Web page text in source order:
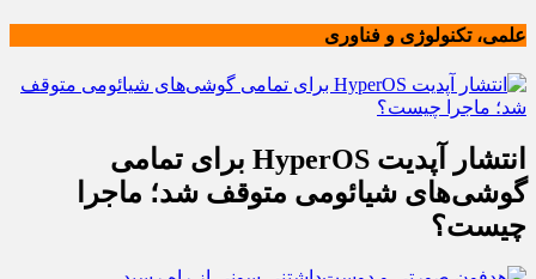
علمی، تکنولوژی و فناوری
انتشار آپدیت HyperOS برای تمامی
گوشی‌های شیائومی متوقف شد؛ ماجرا
چیست؟